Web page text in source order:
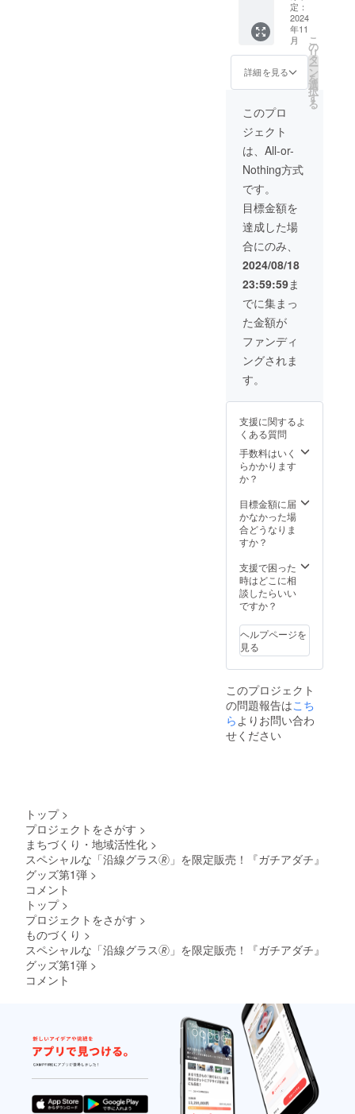
ンに限
りま
す。
す。も
し支援
総額が
目標に
かった
場合は
なりま
す（All-
or-
Nothing
方式）
・オン
で販売
するの
は、今
回のク
ラファ
ンに限
りま
す。
リーラ
インの
駅（竹
ノ塚～
堀切）
を、そ
ンしま
径7.7×
高さ
15.2cm
／
／ソー
ダガラ
ス 【注
意事
項】 ・
個数
類×2個
ずつ
の、計4
個で
す。 ・
送料込
みの金
す。 ・
支援総
額が目
標に達
した時
点から
トし
て、完
成後に
す。も
し支援
総額が
目標に
かった
場合は
返金と
なりま
or-
Nothing
方式）
の駅
（見沼
代親水
公園～
足立小
台）を
す。 口
径7.7×
高さ
15.2cm
／
435ml
ス 【注
意事
項】 ・
個数
は、1種
類×4個
です。
・送料
込みの
金額と
なりま
す。 ・
支援総
した時
点から
制作を
スター
トし
て、完
しま
す。も
し支援
達しな
かった
場合は
返金と
す（All-
Nothing
方式）
ライン
で販売
するの
は、今
回のク
インver.
あだち
の駅×4
品説
明】 今
回限り
となる
特別な
「沿線
グラス
🄬」で
す。
「想造
立区に
ある東
武スカ
イツ
リーラ
インの
駅（竹
ノ塚～
堀切）
をデザ
インし
ます。
口径
15.2cm
435ml
／ソー
ダガラ
ス 【注
意事
個数
は、1種
類×4個
です。
込みの
金額と
なりま
す。 ・
額が目
標に達
した時
点から
スター
トし
て、完
成後に
お届け
返金と
なりま
ライン
で販売
ラファ
ンに限
りま
す。
定：
2024
年11
月
詳細を見る
こ
の
リ
タ
ー
ン
を
選
択
す
る
このプロ
ジェクト
は、All-or-
Nothing方式
です。
目標金額を
達成した場
合にのみ、
2024/08/18
23:59:59ま
でに集まっ
た金額が
ファンディ
ングされま
す。
支援に関するよ
くある質問
手数料はいく
らかかります
か？
目標金額に届
かなかった場
合どうなりま
すか？
支援で困った
時はどこに相
談したらいい
ですか？
ヘルプページを
見る
このプロジェクト
の問題報告はこち
ら よりお問い合わ
せください
トップ >
プロジェクトをさがす >
まちづくり・地域活性化 >
スペシャルな「沿線グラス🄬」を限定販売！『ガチアダチ』
グッズ第1弾 >
コメント
トップ >
プロジェクトをさがす >
ものづくり >
スペシャルな「沿線グラス🄬」を限定販売！『ガチアダチ』
グッズ第1弾 >
コメント